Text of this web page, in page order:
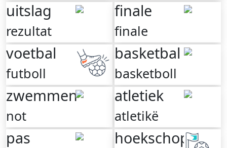
uitslag
rezultat
finale
finale
voetbal
futboll
basketbal
basketboll
zwemmen
not
atletiek
atletikë
pas hoekschop